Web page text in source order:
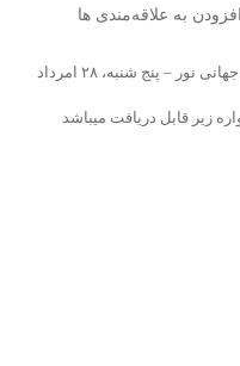
افزودن به علاقه‌مندی ها
دکتر نورمحمد امراء – تلفن مستقیم – شبکه جهانی نور – پنج شنبه، ۲۸ امرداد
زیر قابل دریافت میباشد